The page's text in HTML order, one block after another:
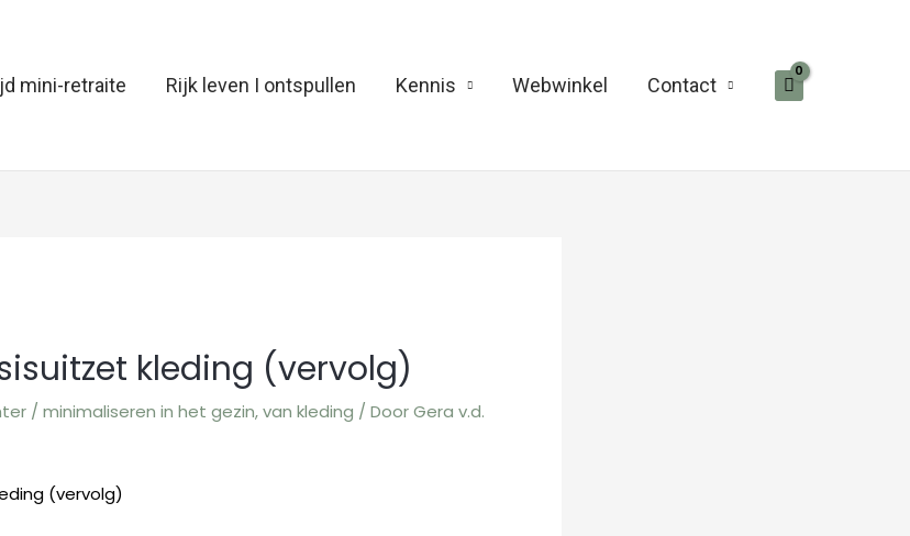
mini-retraite Rijk leven I ontspullen Kennis Webwinkel Contact
kleding (vervolg)
/ minimaliseren in het gezin,van kleding / DoorGera v.d.
(vervolg)